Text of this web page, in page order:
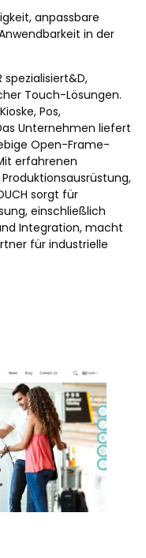
anpassbare
in der
spezialisiert&D,
Touch-Lösungen.
Pos,
Unternehmen liefert
Open-Frame-
erfahrenen
sorgt für
einschließlich
Integration, macht
für industrielle